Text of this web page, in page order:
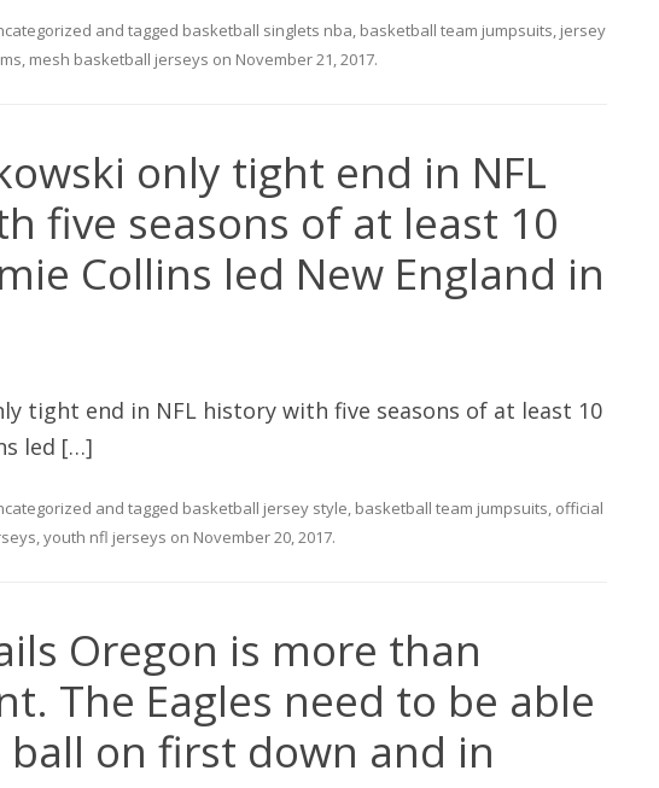
and tagged basketball singlets nba, basketball team jumpsuits, jersey
, mesh basketball jerseys on November 21, 2017.
only tight end in NFL
five seasons of at least 10
Collins led New England in
tight end in NFL history with five seasons of at least 10
led […]
and tagged basketball jersey style, basketball team jumpsuits, official
,youth nfl jerseys on November 20, 2017.
Oregon is more than
The Eagles need to be able
on first down and in